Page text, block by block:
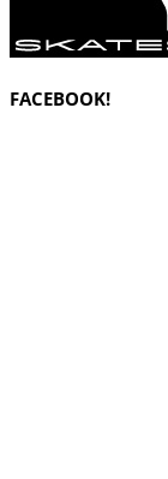
FACEBOOK!